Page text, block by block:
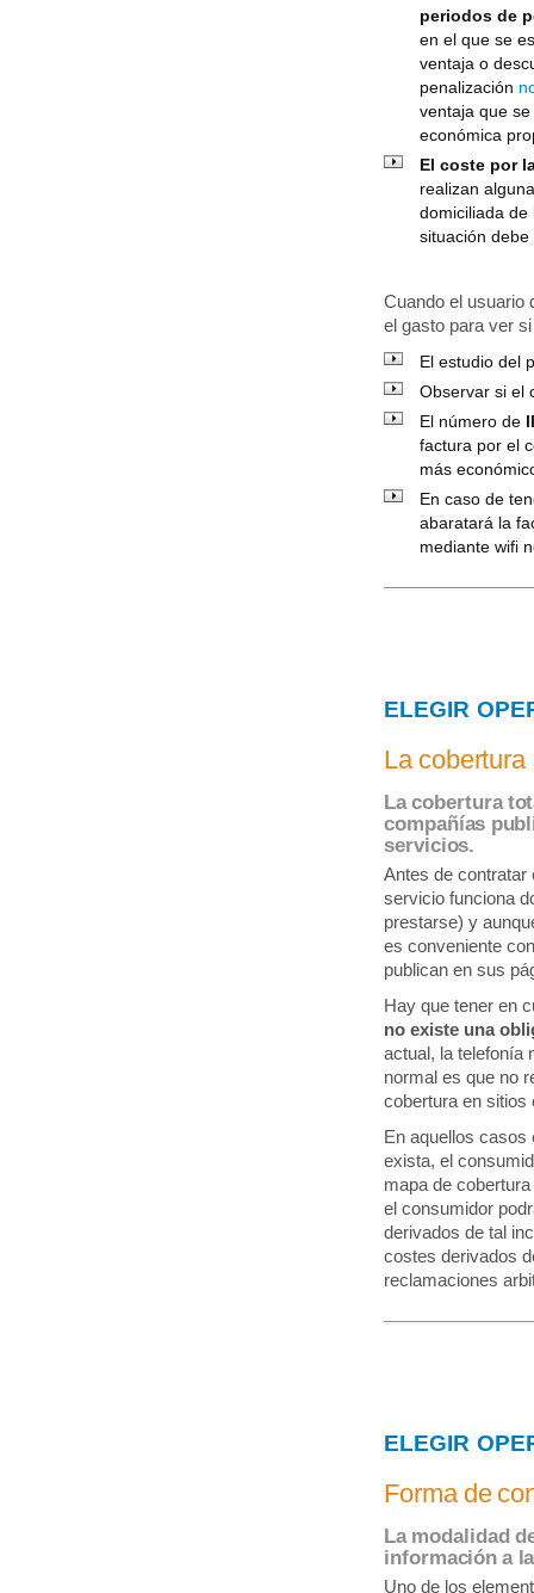
periodos de
en el que se
ventaja o
penalización
ventaja que
económica
El coste por
realizan
domiciliada
situación
Cuando el usuario
el gasto para ver
El estudio del
Observar si el
El número de
factura por el
más
En caso de
abaratará la
mediante wifi
ELEGIR
La cobertura
La cobertura
compañías
servicios.
Antes de contratar
servicio funciona
prestarse) y
es conveniente
publican en sus
Hay que tener en
no existe una
actual, la telefonía
normal es que no
cobertura en sitios
En aquellos casos
exista, el
mapa de
el consumidor
derivados de tal
costes derivados
reclamaciones
ELEGIR
Forma de
La modalidad
información a
Uno de los